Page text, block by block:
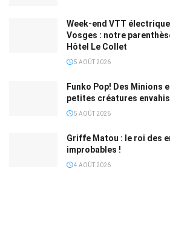
Week-end VTT
Vosges : notre
Hôtel Le Collet
5 AOÛT 2026
Funko Pop! Des Minions
petites créatures
5 AOÛT 2026
Griffe Matou : le roi des
improbables !
4 AOÛT 2026